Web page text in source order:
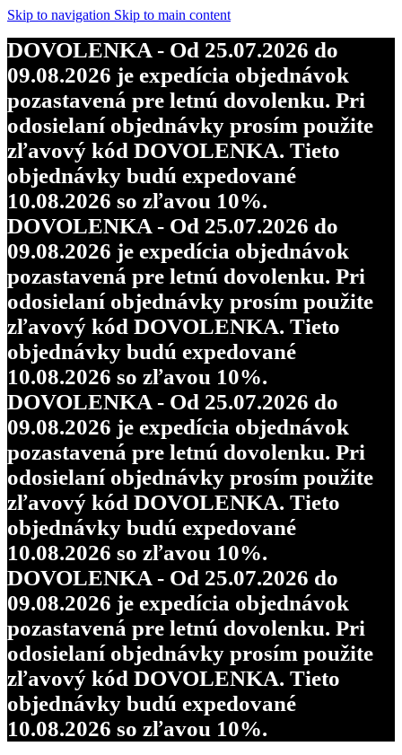
Skip to navigation Skip to main content
DOVOLENKA - Od 25.07.2026 do
09.08.2026 je expedícia objednávok
pozastavená pre letnú dovolenku. Pri
odosielaní objednávky prosím použite
zľavový kód DOVOLENKA. Tieto
objednávky budú expedované
10.08.2026 so zľavou 10%.
DOVOLENKA - Od 25.07.2026 do
09.08.2026 je expedícia objednávok
pozastavená pre letnú dovolenku. Pri
odosielaní objednávky prosím použite
zľavový kód DOVOLENKA. Tieto
objednávky budú expedované
10.08.2026 so zľavou 10%.
DOVOLENKA - Od 25.07.2026 do
09.08.2026 je expedícia objednávok
pozastavená pre letnú dovolenku. Pri
odosielaní objednávky prosím použite
zľavový kód DOVOLENKA. Tieto
objednávky budú expedované
10.08.2026 so zľavou 10%.
DOVOLENKA - Od 25.07.2026 do
09.08.2026 je expedícia objednávok
pozastavená pre letnú dovolenku. Pri
odosielaní objednávky prosím použite
zľavový kód DOVOLENKA. Tieto
objednávky budú expedované
10.08.2026 so zľavou 10%.